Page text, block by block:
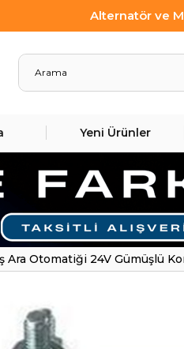
Alternatör ve
Yeni Ürünler
Ara Otomatiği 24V Gümüşlü